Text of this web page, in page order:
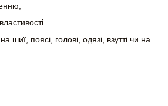
шиї, поясі, голові, одязі, взутті чи на